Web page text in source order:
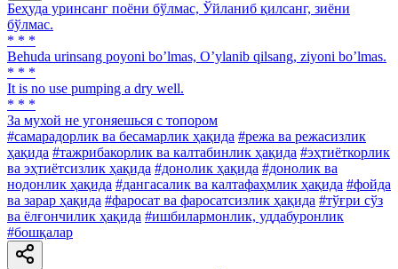
Беҳуда уринсанг поёни бўлмас, Ўйланиб қилсанг, зиёни
бўлмас.
* * *
Behuda urinsang poyoni boʼlmas, Oʼylanib qilsang, ziyoni boʼlmas.
* * *
It is no use pumping a dry well.
* * *
За мухой не угоняешься с топором
#самарадорлик ва бесамарлик ҳақида #режа ва режасизлик
ҳақида #тажрибакорлик ва калтабинлик ҳақида #эҳтиёткорлик
ва эҳтиётсизлик ҳақида #донолик ҳақида #донолик ва
нодонлик ҳақида #дангасалик ва калтафаҳмлик ҳақида #фойда
ва зарар ҳақида #фаросат ва фаросатсизлик ҳақида #тўғри сўз
ва ёлғончилик ҳақида #ишбилармонлик, уддабуронлик
#бошқалар